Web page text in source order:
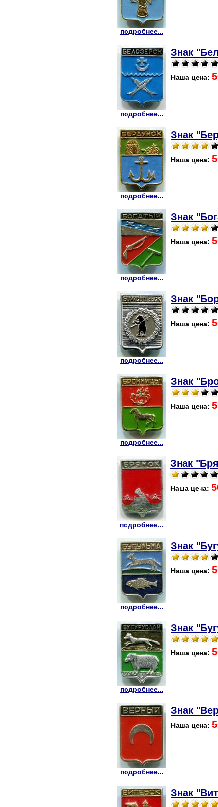
подробнее...
подробнее...
Знак
Наша цена:
подробнее...
Знак
Наша цена:
подробнее...
Знак
Наша цена:
подробнее...
Знак
Наша цена:
подробнее...
Знак
Наша цена:
подробнее...
Знак
Наша цена:
подробнее...
Знак
Наша цена:
подробнее...
Знак
Наша цена:
подробнее...
Знак
Наша цена:
Знак